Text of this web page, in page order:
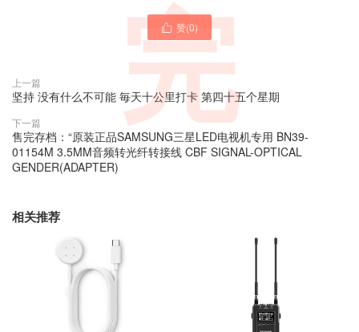
 赞(0)
上一篇
坚持 没有什么不可能 毎天十公里打卡 第四十五个星期
下一篇
售完存档：“原装正品SAMSUNG三星LED电视机专用 BN39-
01154M 3.5MM音频转光纤转接线 CBF SIGNAL-OPTICAL
GENDER(ADAPTER)
相关推荐
完